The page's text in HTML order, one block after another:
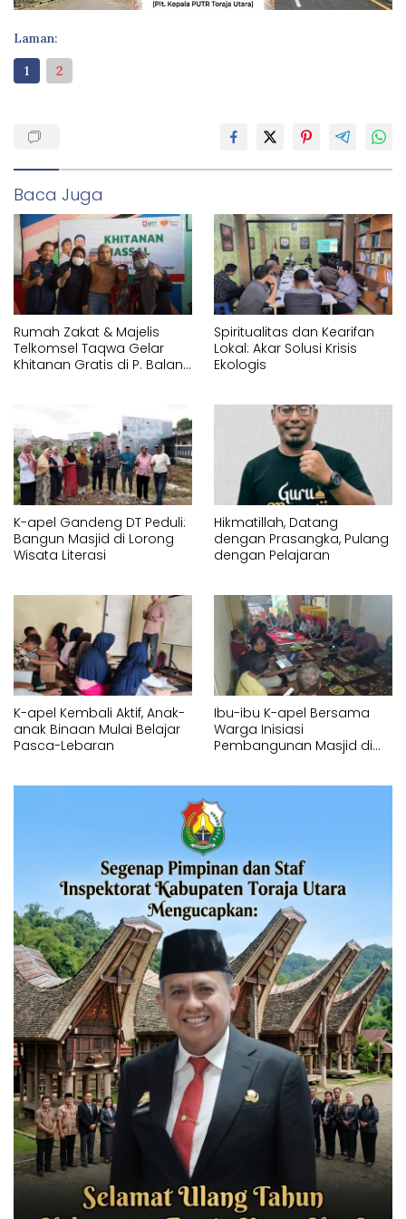
Laman:
1
2
Baca Juga
Rumah Zakat & Majelis
Telkomsel Taqwa Gelar
Khitanan Gratis di P. Balang
Spiritualitas dan Kearifan
Lokal: Akar Solusi Krisis
Ekologis
K-apel Gandeng DT Peduli:
Bangun Masjid di Lorong
Wisata Literasi
Hikmatillah, Datang
dengan Prasangka, Pulang
dengan Pelajaran
K-apel Kembali Aktif, Anak-
anak Binaan Mulai Belajar
Pasca-Lebaran
Ibu-ibu K-apel Bersama
Warga Inisiasi
Pembangunan Masjid di